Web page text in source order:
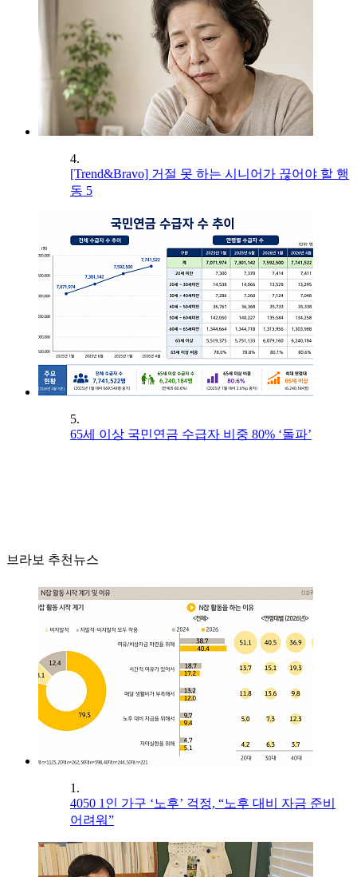
4.
[Trend&Bravo] 거절 못 하는 시니어가 끊어야 할 행
동 5
5.
65세 이상 국민연금 수급자 비중 80% ‘돌파’
브라보 추천뉴스
1.
4050 1인 가구 ‘노후’ 걱정, “노후 대비 자금 준비
어려워”